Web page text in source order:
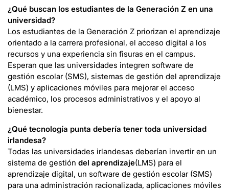
¿Qué buscan los estudiantes de la Generación Z en una
universidad?
Los estudiantes de la Generación Z priorizan el aprendizaje
orientado a la carrera profesional, el acceso digital a los
recursos y una experiencia sin fisuras en el campus.
Esperan que las universidades integren software de
gestión escolar (SMS), sistemas de gestión del aprendizaje
(LMS) y aplicaciones móviles para mejorar el acceso
académico, los procesos administrativos y el apoyo al
bienestar.
¿Qué tecnología punta debería tener toda universidad
irlandesa?
Todas las universidades irlandesas deberían invertir en un
sistema de gestión del aprendizaje(LMS) para el
aprendizaje digital, un software de gestión escolar (SMS)
para una administración racionalizada, aplicaciones móviles